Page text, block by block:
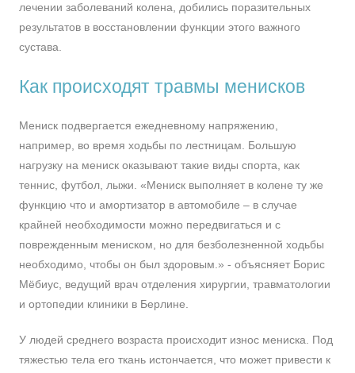
лечении заболеваний колена, добились поразительных
результатов в восстановлении функции этого важного
сустава.
Как происходят травмы менисков
Мениск подвергается ежедневному напряжению,
например, во время ходьбы по лестницам. Большую
нагрузку на мениск оказывают такие виды спорта, как
теннис, футбол, лыжи. «Мениск выполняет в колене ту же
функцию что и амортизатор в автомобиле – в случае
крайней необходимости можно передвигаться и с
поврежденным мениском, но для безболезненной ходьбы
необходимо, чтобы он был здоровым.» - объясняет Борис
Мёбиус, ведущий врач отделения хирургии, травматологии
и ортопедии клиники в Берлине.
У людей среднего возраста происходит износ мениска. Под
тяжестью тела его ткань истончается, что может привести к